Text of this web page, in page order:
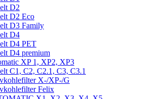
D2
D2 Eco
D3 Family
D4
D4 PET
D4 premium
XP 1, XP2, XP3
C1, C2, C2.1, C3, C3.1
X-/XP-/G
Felix